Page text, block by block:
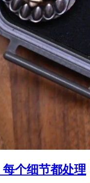
个细节都处理